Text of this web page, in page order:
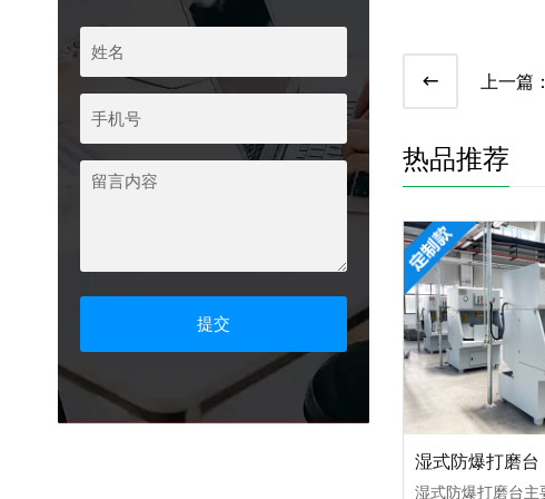
上一篇：
热品推荐
湿式防爆打磨台